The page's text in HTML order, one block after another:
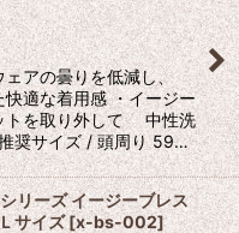
ェアの曇りを低減し、
適な着用感 ・イージー
トを取り外して 中性洗
奨サイズ / 頭周り 59…
リーズ イージーブレス
サイズ [x-bs-002]